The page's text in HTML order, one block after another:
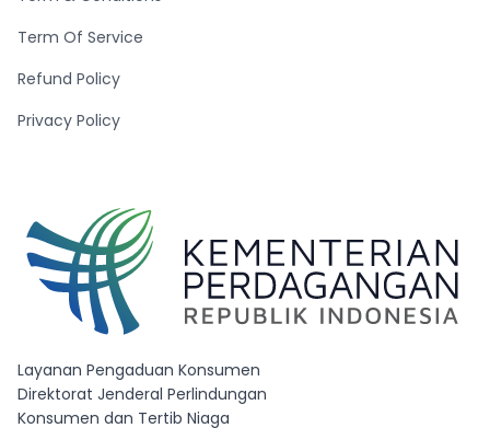
Term Of Service
Refund Policy
Privacy Policy
Layanan Pengaduan Konsumen
Direktorat Jenderal Perlindungan
Konsumen dan Tertib Niaga